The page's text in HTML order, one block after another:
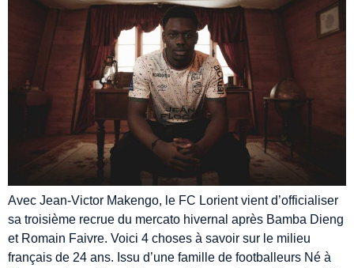
Avec Jean-Victor Makengo, le FC Lorient vient d’officialiser
sa troisième recrue du mercato hivernal après Bamba Dieng
et Romain Faivre. Voici 4 choses à savoir sur le milieu
français de 24 ans. Issu d’une famille de footballeurs Né à